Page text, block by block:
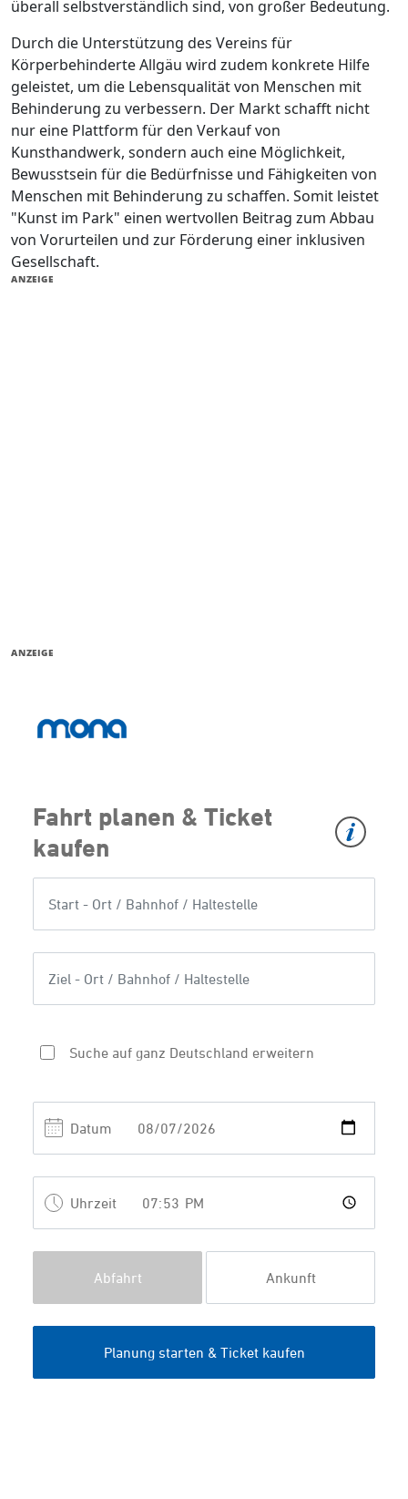
überall selbstverständlich sind, von großer Bedeutung.
Durch die Unterstützung des Vereins für
Körperbehinderte Allgäu wird zudem konkrete Hilfe
geleistet, um die Lebensqualität von Menschen mit
Behinderung zu verbessern. Der Markt schafft nicht
nur eine Plattform für den Verkauf von
Kunsthandwerk, sondern auch eine Möglichkeit,
Bewusstsein für die Bedürfnisse und Fähigkeiten von
Menschen mit Behinderung zu schaffen. Somit leistet
"Kunst im Park" einen wertvollen Beitrag zum Abbau
von Vorurteilen und zur Förderung einer inklusiven
Gesellschaft.
ANZEIGE
ANZEIGE